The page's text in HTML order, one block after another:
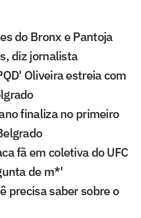
do Bronx e Pantoja
diz jornalista
Oliveira estreia com
finaliza no primeiro
fã em coletiva do UFC
de m*'
precisa saber sobre o